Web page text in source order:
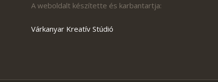
A weboldalt készítette és karbantartja:
Várkanyar Kreatív Stúdió